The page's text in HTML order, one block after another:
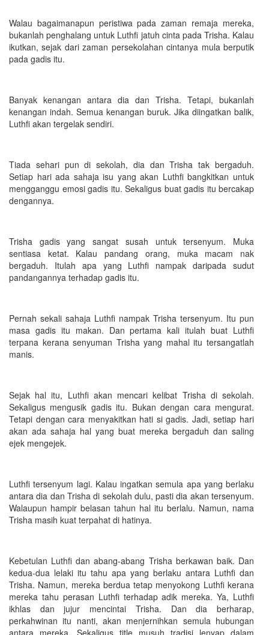
Walau bagaimanapun peristiwa pada zaman remaja mereka,
bukanlah penghalang untuk Luthfi jatuh cinta pada Trisha. Kalau
ikutkan, sejak dari zaman persekolahan cintanya mula berputik
pada gadis itu.
Banyak kenangan antara dia dan Trisha. Tetapi, bukanlah
kenangan indah. Semua kenangan buruk. Jika diingatkan balik,
Luthfi akan tergelak sendiri.
Tiada sehari pun di sekolah, dia dan Trisha tak bergaduh.
Setiap hari ada sahaja isu yang akan Luthfi bangkitkan untuk
mengganggu emosi gadis itu. Sekaligus buat gadis itu bercakap
dengannya.
Trisha gadis yang sangat susah untuk tersenyum. Muka
sentiasa ketat. Kalau pandang orang, muka macam nak
bergaduh. Itulah apa yang Luthfi nampak daripada sudut
pandangannya terhadap gadis itu.
Pernah sekali sahaja Luthfi nampak Trisha tersenyum. Itu pun
masa gadis itu makan. Dan pertama kali itulah buat Luthfi
terpana kerana senyuman Trisha yang mahal itu tersangatlah
manis.
Sejak hal itu, Luthfi akan mencari kelibat Trisha di sekolah.
Sekaligus mengusik gadis itu. Bukan dengan cara mengurat.
Tetapi dengan cara menyakitkan hati si gadis. Jadi, setiap hari
akan ada sahaja hal yang buat mereka bergaduh dan saling
ejek mengejek.
Luthfi tersenyum lagi. Kalau ingatkan semula apa yang berlaku
antara dia dan Trisha di sekolah dulu, pasti dia akan tersenyum.
Walaupun hampir belasan tahun hal itu berlalu. Namun, nama
Trisha masih kuat terpahat di hatinya.
Kebetulan Luthfi dan abang-abang Trisha berkawan baik. Dan
kedua-dua lelaki itu tahu apa yang berlaku antara Luthfi dan
Trisha. Namun, mereka berdua tetap menyokong Luthfi kerana
mereka tahu perasan Luthfi terhadap adik mereka. Ya, Luthfi
ikhlas dan jujur mencintai Trisha. Dan dia berharap,
perkahwinan itu nanti, akan menjernihkan semula hubungan